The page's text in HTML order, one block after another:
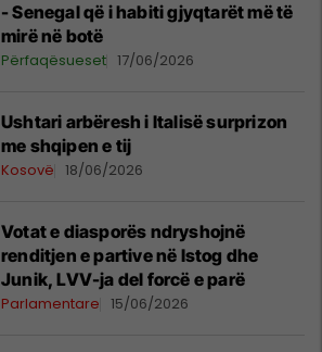
- Senegal që i habiti gjyqtarët më të
mirë në botë
Përfaqësueset 17/06/2026
Ushtari arbëresh i Italisë surprizon
me shqipen e tij
Kosovë 18/06/2026
Votat e diasporës ndryshojnë
renditjen e partive në Istog dhe
Junik, LVV-ja del forcë e parë
Parlamentare 15/06/2026